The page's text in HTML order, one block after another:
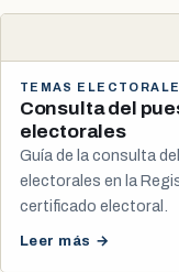
TEMAS
Consulta del
electorales
Guía de la consulta
electorales en la
certificado electoral.
Leer más →